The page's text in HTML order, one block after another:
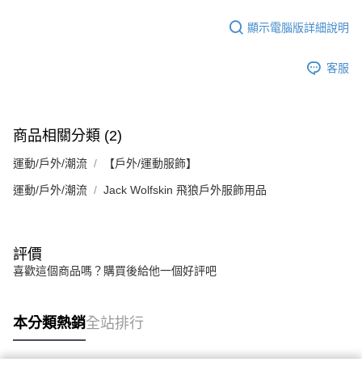
顯示電腦版詳細說明
客服
商品相關分類 (2)
運動/戶外/潮流 【戶外/運動服飾】
運動/戶外/潮流 Jack Wolfskin 飛狼戶外服飾用品
評價
喜歡這個商品嗎？購買後給他一個好評吧
本分類熱銷全站排行